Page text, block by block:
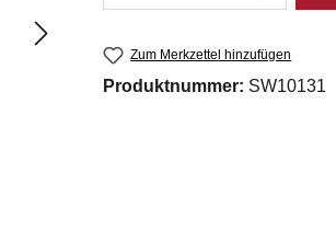
Zum Merkzettel hinzufügen
Produktnummer: SW10131